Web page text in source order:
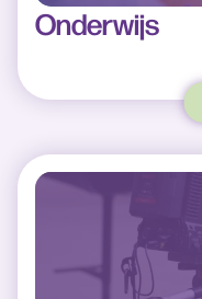
Onderwijs